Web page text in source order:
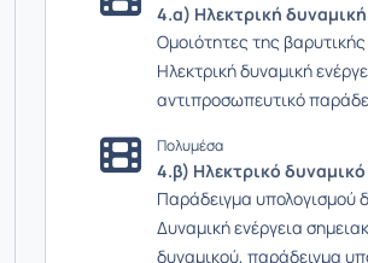
4.α) Ηλεκτρική δυναμική
Ομοιότητες της
Ηλεκτρική δυναμική
αντιπροσωπευτικό
Πολυμέσα
4.β) Ηλεκτρικό δυναμικό
Παράδειγμα υπολογισμού
Δυναμική ενέργεια
δυναμικού, παράδειγμα